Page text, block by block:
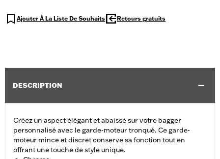
Ajouter À La Liste De Souhaits Retours gratuits
DESCRIPTION
Créez un aspect élégant et abaissé sur votre bagger
personnalisé avec le garde-moteur tronqué. Ce garde-
moteur mince et discret conserve sa fonction tout en
offrant une touche de style unique.